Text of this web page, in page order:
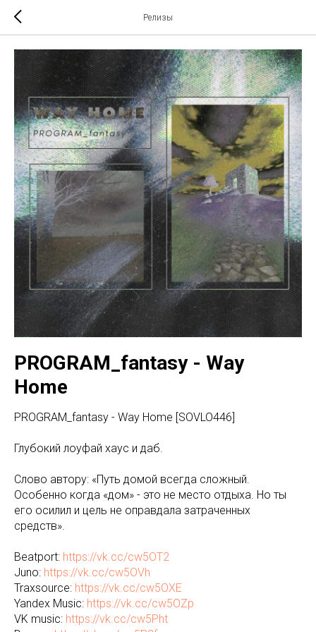
Релизы
PROGRAM_fantasy - Way
Home
PROGRAM_fantasy - Way Home [SOVLO446]
Глубокий лоуфай хаус и даб.
Слово автору: «Путь домой всегда сложный.
Особенно когда «дом» - это не место отдыха. Но ты
его осилил и цель не оправдала затраченных
средств».
Beatport: https://vk.cc/cw5OT2
Juno: https://vk.cc/cw5OVh
Traxsource: https://vk.cc/cw5OXE
Yandex Music: https://vk.cc/cw5OZp
VK music: https://vk.cc/cw5Pht